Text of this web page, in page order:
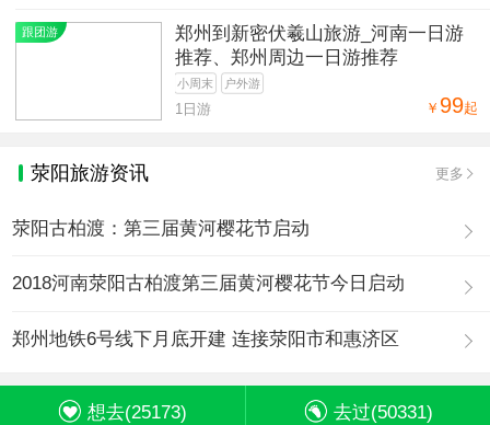
跟团游
郑州到新密伏羲山旅游_河南一日游
推荐、郑州周边一日游推荐
小周末 户外游
￥ 99起
1日游
荥阳旅游资讯 更多
荥阳古柏渡：第三届黄河樱花节启动
2018河南荥阳古柏渡第三届黄河樱花节今日启动
郑州地铁6号线下月底开建 连接荥阳市和惠济区
想去(25173) 去过(50331)